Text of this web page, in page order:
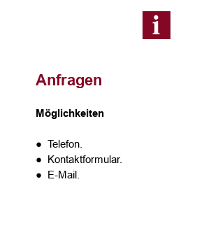
Anfragen
Möglichkeiten
● Telefon.
● Kontaktformular.
● E-Mail.